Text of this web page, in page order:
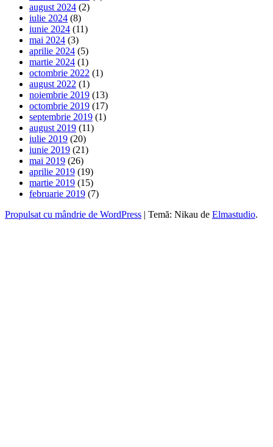
august 2024 (2)
iulie 2024 (8)
iunie 2024 (11)
mai 2024 (3)
aprilie 2024 (5)
martie 2024 (1)
octombrie 2022 (1)
august 2022 (1)
noiembrie 2019 (13)
octombrie 2019 (17)
septembrie 2019 (1)
august 2019 (11)
iulie 2019 (20)
iunie 2019 (21)
mai 2019 (26)
aprilie 2019 (19)
martie 2019 (15)
februarie 2019 (7)
Propulsat cu mândrie de WordPress | Temă: Nikau de Elmastudio.